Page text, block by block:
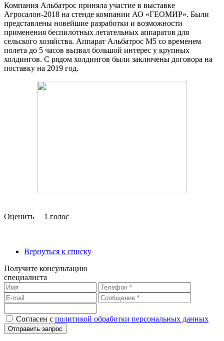
Компания Альбатрос приняла участие в выставке
Агросалон-2018 на стенде компании АО «ГЕОМИР». Были
представлены новейшие разработки и возможности
применения беспилотных летательных аппаратов для
сельского хозяйства. Аппарат Альбатрос М5 со временем
полета до 5 часов вызвал большой интерес у крупных
холдингов. С рядом холдингов были заключены договора на
поставку на 2019 год.
Оценить 1 голос
Вернуться к списку
Получите консультацию
специалиста
Согласен с политикой обработки персональных данных